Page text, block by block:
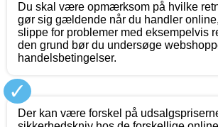
Du skal være opmærksom på hvilke
gør sig gældende når du handler
slippe for problemer med eksempelvis
den grund bør du undersøge
handelsbetingelser.
✓
Der kan være forskel på